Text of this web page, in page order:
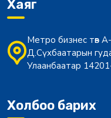
Хаяг
Метро бизнес төв
Д.Сүхбаатарын
Улаанбаатар
Холбоо барих